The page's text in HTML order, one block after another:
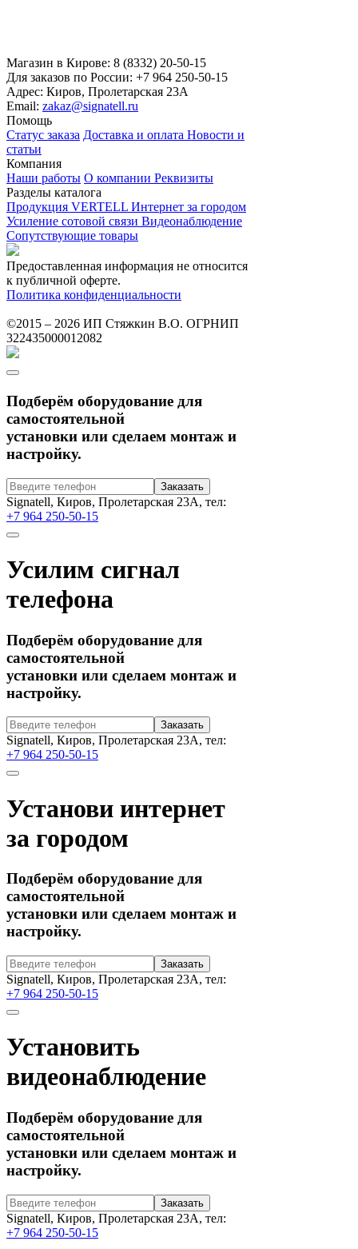
Магазин в Кирове: 8 (8332) 20-50-15
Для заказов по России: +7 964 250-50-15
Адрес: Киров, Пролетарская 23А
Email: zakaz@signatell.ru
Помощь
Статус заказа Доставка и оплата Новости и
статьи
Компания
Наши работы О компании Реквизиты
Разделы каталога
Продукция VERTELL Интернет за городом
Усиление сотовой связи Видеонаблюдение
Сопутствующие товары
Предоставленная информация не относится
к публичной оферте.
Политика конфиденциальности
©2015 – 2026 ИП Стяжкин В.О. ОГРНИП
322435000012082
Подберём оборудование для
самостоятельной
установки или сделаем монтаж и
настройку.
Signatell, Киров, Пролетарская 23А, тел:
+7 964 250-50-15
Усилим сигнал
телефона
Подберём оборудование для
самостоятельной
установки или сделаем монтаж и
настройку.
Signatell, Киров, Пролетарская 23А, тел:
+7 964 250-50-15
Установи интернет
за городом
Подберём оборудование для
самостоятельной
установки или сделаем монтаж и
настройку.
Signatell, Киров, Пролетарская 23А, тел:
+7 964 250-50-15
Установить
видеонаблюдение
Подберём оборудование для
самостоятельной
установки или сделаем монтаж и
настройку.
Signatell, Киров, Пролетарская 23А, тел:
+7 964 250-50-15